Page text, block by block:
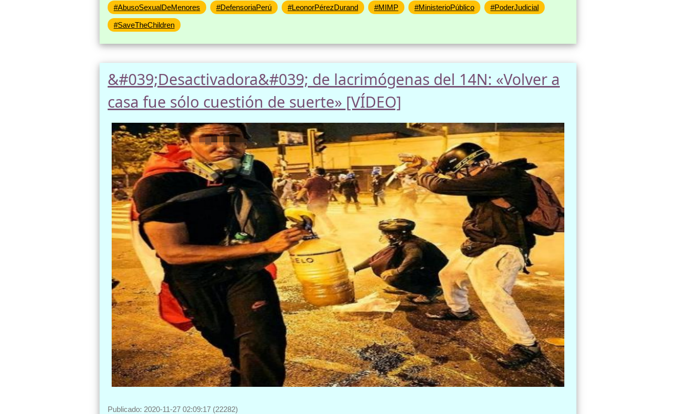
#AbusoSexualDeMenores
#DefensoriaPerú #LeonorPérezDurand #MIMP #MinisterioPúblico #PoderJudicial
#SaveTheChildren
&#039;Desactivadora&#039; de lacrimógenas del 14N: «Volver a
casa fue sólo cuestión de suerte» [VÍDEO]
Publicado: 2020-11-27 02:09:17 (22282)